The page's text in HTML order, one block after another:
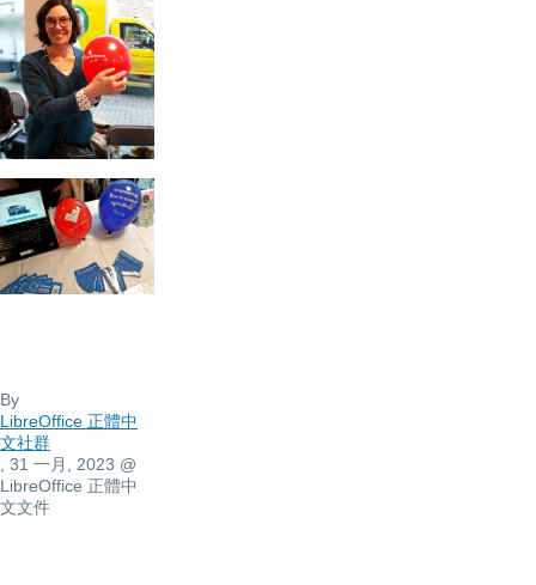
By
LibreOffice 正體中
文社群
, 31 一月, 2023 @
LibreOffice 正體中
文文件